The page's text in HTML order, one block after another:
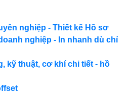
nghiệp - Thiết kế Hồ sơ
nghiệp - In nhanh dù chỉ
kỹ thuật, cơ khí chi tiết - hồ